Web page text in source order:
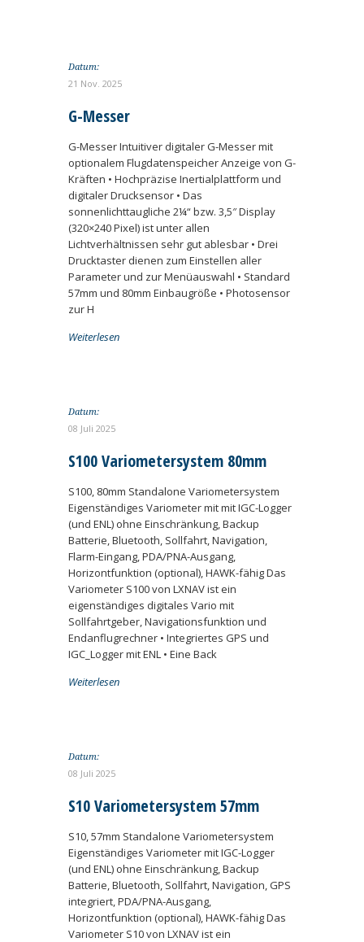
Datum:
21 Nov. 2025
G-Messer
G-Messer Intuitiver digitaler G-Messer mit
optionalem Flugdatenspeicher Anzeige von G-
Kräften • Hochpräzise Inertialplattform und
digitaler Drucksensor • Das
sonnenlichttaugliche 2¼“ bzw. 3,5″ Display
(320×240 Pixel) ist unter allen
Lichtverhältnissen sehr gut ablesbar • Drei
Drucktaster dienen zum Einstellen aller
Parameter und zur Menüauswahl • Standard
57mm und 80mm Einbaugröße • Photosensor
zur H
Weiterlesen
Datum:
08 Juli 2025
S100 Variometersystem 80mm
S100, 80mm Standalone Variometersystem
Eigenständiges Variometer mit mit IGC-Logger
(und ENL) ohne Einschränkung, Backup
Batterie, Bluetooth, Sollfahrt, Navigation,
Flarm-Eingang, PDA/PNA-Ausgang,
Horizontfunktion (optional), HAWK-fähig Das
Variometer S100 von LXNAV ist ein
eigenständiges digitales Vario mit
Sollfahrtgeber, Navigationsfunktion und
Endanflugrechner • Integriertes GPS und
IGC_Logger mit ENL • Eine Back
Weiterlesen
Datum:
08 Juli 2025
S10 Variometersystem 57mm
S10, 57mm Standalone Variometersystem
Eigenständiges Variometer mit IGC-Logger
(und ENL) ohne Einschränkung, Backup
Batterie, Bluetooth, Sollfahrt, Navigation, GPS
integriert, PDA/PNA-Ausgang,
Horizontfunktion (optional), HAWK-fähig Das
Variometer S10 von LXNAV ist ein